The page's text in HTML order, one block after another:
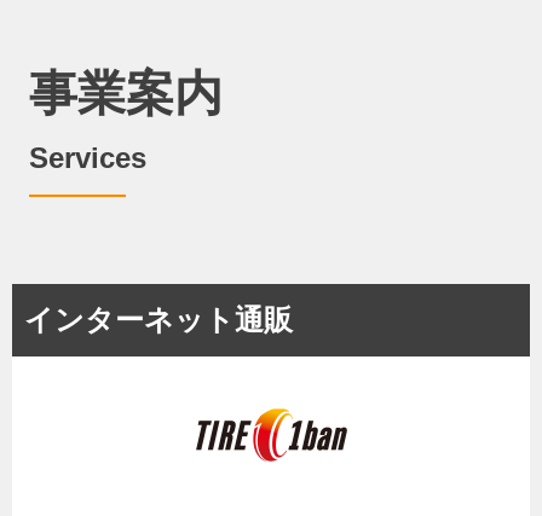
事業案内
Services
インターネット通販